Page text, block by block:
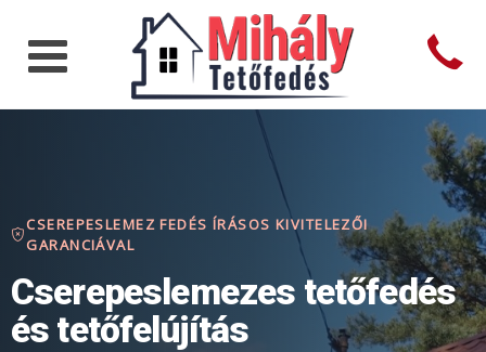
CSEREPESLEMEZ FEDÉS ÍRÁSOS KIVITELEZŐI
GARANCIÁVAL
Cserepeslemezes tetőfedés
és tetőfelújítás